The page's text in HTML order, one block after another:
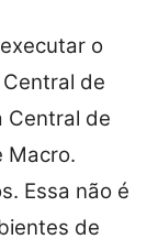
o
de
Central de
Macro.
Essa não é
de